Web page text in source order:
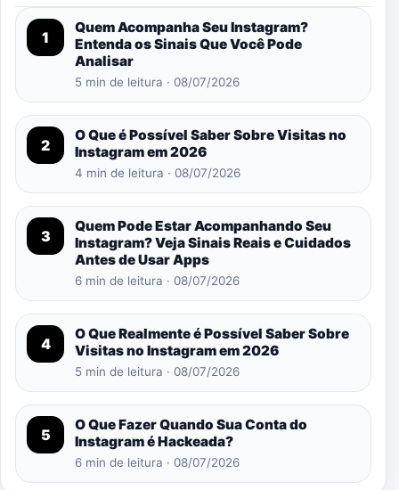
1
Quem Acompanha Seu Instagram?
Entenda os Sinais Que Você Pode
Analisar
5 min de leitura · 08/07/2026
2
O Que é Possível Saber Sobre Visitas no
Instagram em 2026
4 min de leitura · 08/07/2026
3
Quem Pode Estar Acompanhando Seu
Instagram? Veja Sinais Reais e Cuidados
Antes de Usar Apps
6 min de leitura · 08/07/2026
4
O Que Realmente é Possível Saber Sobre
Visitas no Instagram em 2026
5 min de leitura · 08/07/2026
5
O Que Fazer Quando Sua Conta do
Instagram é Hackeada?
6 min de leitura · 08/07/2026